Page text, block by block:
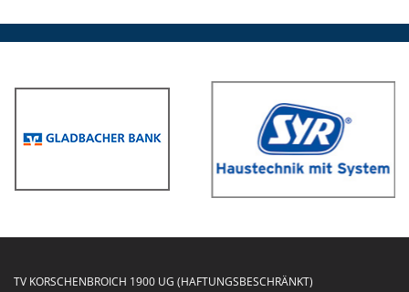
TV KORSCHENBROICH 1900 UG (HAFTUNGSBESCHRÄNKT)